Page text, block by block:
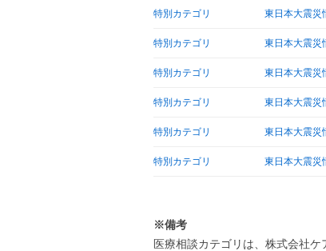
特別カテゴリ 東日本大震災
特別カテゴリ 東日本大震災
特別カテゴリ 東日本大震災
特別カテゴリ 東日本大震災
特別カテゴリ 東日本大震災
特別カテゴリ 東日本大震災
※備考
医療相談カテゴリは、株式会社